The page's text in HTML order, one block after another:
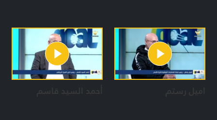
اميل رستم أحمد السيد قاسم